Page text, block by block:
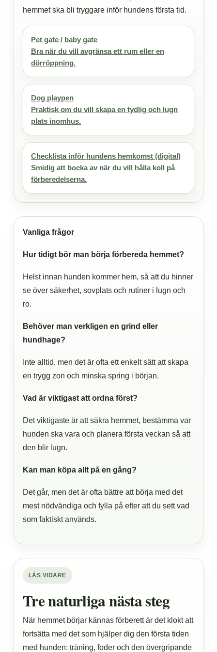
hemmet ska bli tryggare inför hundens första tid.
Pet gate / baby gate
Bra när du vill avgränsa ett rum eller en
dörröppning.
Dog playpen
Praktisk om du vill skapa en tydlig och lugn
plats inomhus.
Checklista inför hundens hemkomst (digital)
Smidig att bocka av när du vill hålla koll på
förberedelserna.
Vanliga frågor
Hur tidigt bör man börja förbereda hemmet?
Helst innan hunden kommer hem, så att du hinner
se över säkerhet, sovplats och rutiner i lugn och
ro.
Behöver man verkligen en grind eller
hundhage?
Inte alltid, men det är ofta ett enkelt sätt att skapa
en trygg zon och minska spring i början.
Vad är viktigast att ordna först?
Det viktigaste är att säkra hemmet, bestämma var
hunden ska vara och planera första veckan så att
den blir lugn.
Kan man köpa allt på en gång?
Det går, men det är ofta bättre att börja med det
mest nödvändiga och fylla på efter att du sett vad
som faktiskt används.
LÄS VIDARE
Tre naturliga nästa steg
När hemmet börjar kännas förberett är det klokt att
fortsätta med det som hjälper dig den första tiden
med hunden: träning, foder och den övergripande